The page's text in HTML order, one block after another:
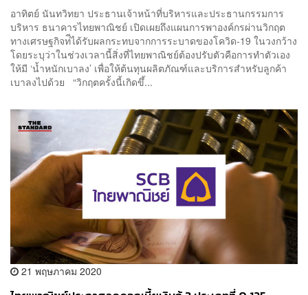
อาทิตย์ นันทวิทยา ประธานเจ้าหน้าที่บริหารและประธานกรรมการ
บริหาร ธนาคารไทยพาณิชย์ เปิดเผยถึงแผนการพาองค์กรผ่านวิกฤต
ทางเศรษฐกิจท่ีได้รับผลกระทบจากการระบาดของโควิด-19 ในวงกว้าง
โดยระบุว่าในช่วงเวลานี้สิ่งที่ไทยพาณิชย์ต้องปรับตัวคือการทำตัวเอง
ให้มี ‘น้ำหนักเบาลง’ เพื่อให้ต้นทุนผลิตภัณฑ์และบริการสำหรับลูกค้า
เบาลงไปด้วย “วิกฤตครั้งนี้เกิดขึ้...
21 พฤษภาคม 2020